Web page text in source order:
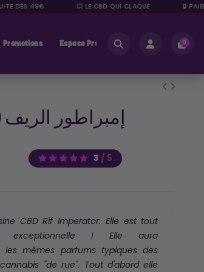
49€ 💥 LE CBD QUI CLAQUE 🔒
Promotions Espace Pros 0
RIF IMPERATOR CBD إمبراطور الريف
3 / 5
CBD Rif Imperator. Elle est tout
exceptionnelle ! Elle aura
les mêmes parfums typiques des
"de rue". Tout d'abord elle